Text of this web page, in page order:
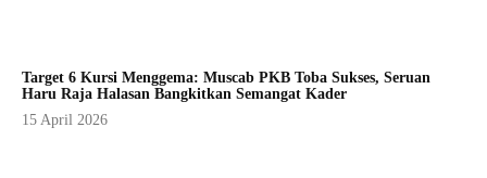
Target 6 Kursi Menggema: Muscab PKB Toba Sukses, Seruan
Haru Raja Halasan Bangkitkan Semangat Kader
15 April 2026